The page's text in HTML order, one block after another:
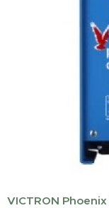
VICTRON